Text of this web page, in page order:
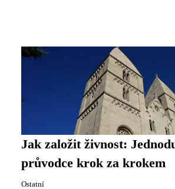
Jak založit živnost:
průvodce krok za krokem
Ostatní